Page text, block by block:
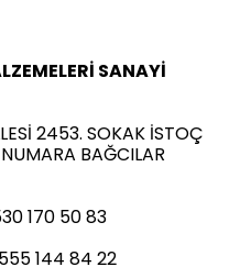
SANAYİ
2453. SOKAK İSTOÇ
BAĞCILAR
170 50 83
144 84 22